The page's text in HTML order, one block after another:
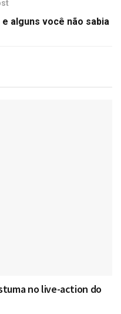
alguns você não sabia
no live-action do